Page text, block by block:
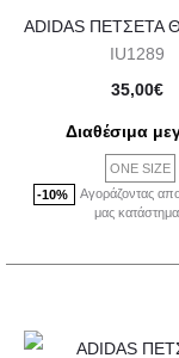
IU1289
35,00€
Διαθέσιμα
ONE SIZE
-10%
Αγοράζοντας
μας κατάστημα